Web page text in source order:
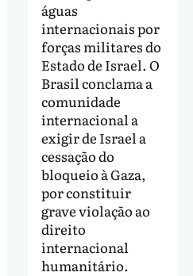
águas
internacionais por
forças militares do
Estado de Israel. O
Brasil conclama a
comunidade
internacional a
exigir de Israel a
cessação do
bloqueio à Gaza,
por constituir
grave violação ao
direito
internacional
humanitário.